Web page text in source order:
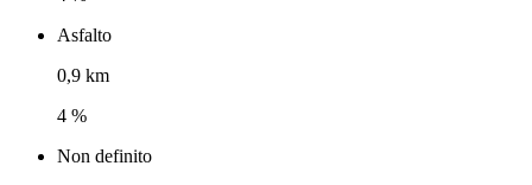
Asfalto
0,9 km
4 %
Non definito